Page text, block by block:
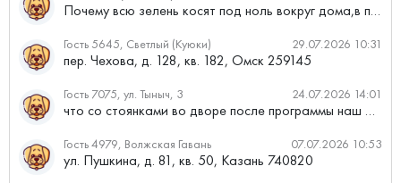
Почему всю зелень косят под ноль вокруг дома,в полисадниках....
Гость 5645, Светлый (Куюки) 29.07.2026 10:31
пер. Чехова, д. 128, кв. 182, Омск 259145
Гость 7075, ул. Тыныч, 3 24.07.2026 14:01
что со стоянками во дворе после программы наш двор
Гость 4979, Волжская Гавань 07.07.2026 10:53
ул. Пушкина, д. 81, кв. 50, Казань 740820